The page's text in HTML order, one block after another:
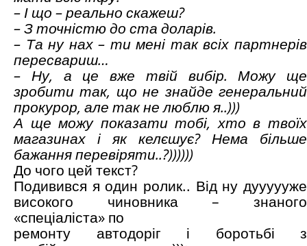
– І що – реально скажеш?
– З точністю до ста доларів.
– Та ну нах – ти мені так всіх партнерів
пересвариш…
– Ну, а це вже твій вибір. Можу ще
зробити так, що не знайде генеральний
прокурор, але так не люблю я..)))
А ще можу показати тобі, хто в твоїх
магазинах і як келєшує? Нема більше
бажання перевіряти..?))))))
До чого цей текст?
Подивився я один ролик.. Від ну дуууууже
високого чиновника – знаного
«спеціаліста» по
ремонту автодоріг і боротьбі з